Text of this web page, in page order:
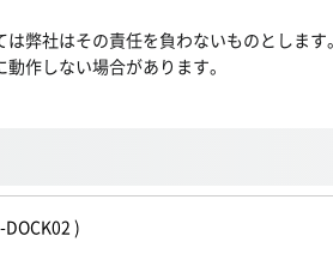
弊社はその責任を負わないものとします
作しない場合があります。
)